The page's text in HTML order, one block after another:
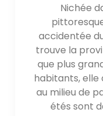
Nichée
accidentée
trouve la
que plus
habitants, elle
au milieu de
étés sont